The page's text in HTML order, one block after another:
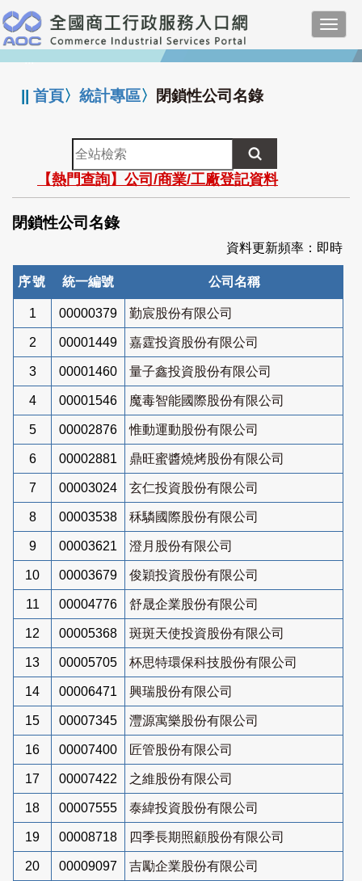
跳
到
主
要
:::
||首頁〉統計專區〉 閉鎖性公司名錄
全
站
檢
索
【熱門查詢】公司/商業/工廠登記資料
閉鎖性公司名錄
資料更新頻率：即時
序號 統一編號 公司名稱
1 00000379 勤宸股份有限公司
2 00001449 嘉霆投資股份有限公司
3 00001460 量子鑫投資股份有限公司
4 00001546 魔毒智能國際股份有限公司
5 00002876 惟動運動股份有限公司
6 00002881 鼎旺蜜醬燒烤股份有限公司
7 00003024 玄仁投資股份有限公司
8 00003538 秝驎國際股份有限公司
9 00003621 澄月股份有限公司
10 00003679 俊穎投資股份有限公司
11 00004776 舒晟企業股份有限公司
12 00005368 斑斑天使投資股份有限公司
13 00005705 杯思特環保科技股份有限公司
14 00006471 興瑞股份有限公司
15 00007345 灃源寓樂股份有限公司
16 00007400 匠管股份有限公司
17 00007422 之維股份有限公司
18 00007555 泰緯投資股份有限公司
19 00008718 四季長期照顧股份有限公司
20 00009097 吉勵企業股份有限公司